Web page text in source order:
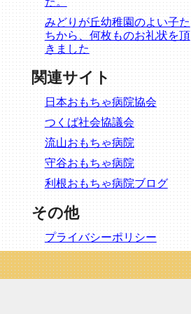
みどりが丘幼稚園のよい子た
ちから、何枚ものお礼状を頂
きました
関連サイト
日本おもちゃ病院協会
つくば社会協議会
流山おもちゃ病院
守谷おもちゃ病院
利根おもちゃ病院ブログ
その他
プライバシーポリシー